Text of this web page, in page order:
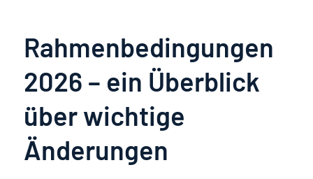
Rahmenbedingungen
2026 – ein Überblick
über wichtige
Änderungen